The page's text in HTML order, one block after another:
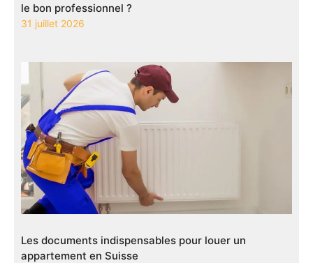
le bon professionnel ?
31 juillet 2026
Les documents indispensables pour louer un
appartement en Suisse